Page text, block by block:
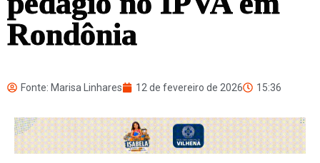
Rondônia
Fonte: Marisa Linhares 12 de fevereiro de 2026 15:36